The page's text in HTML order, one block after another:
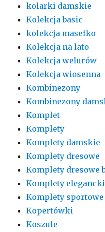
kolarki damskie
Kolekcja basic
kolekcja masełko
Kolekcja na lato
Kolekcja welurów
Kolekcja wiosenna
Kombinezony
Kombinezony
Komplet
Komplety
Komplety damskie
Komplety dresowe
Komplety dresowe
Komplety
Komplety sportowe
Kopertówki
Koszule